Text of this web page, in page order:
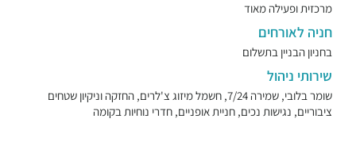
מרכזית ופעילה מאוד
חניה לאורחים
בחניון הבניין בתשלום
שירותי ניהול
שומר בלובי, שמירה 7/24, חשמל מיזוג צ'לרים, החזקה וניקיון שטחים
ציבוריים, נגישות נכים, חניית אופניים, חדרי נוחיות בקומה